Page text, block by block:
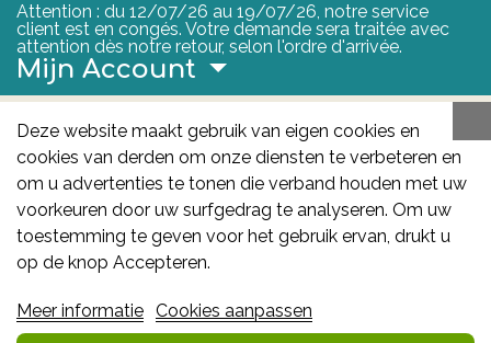
Deze website maakt gebruik van eigen cookies en
cookies van derden om onze diensten te verbeteren en
om u advertenties te tonen die verband houden met uw
voorkeuren door uw surfgedrag te analyseren. Om uw
toestemming te geven voor het gebruik ervan, drukt u
op de knop Accepteren.
Meer informatie Cookies aanpassen
Attention : du 12/07/26 au 19/07/26, notre service
client est en congés. Votre demande sera traitée avec
attention dès notre retour, selon l'ordre d'arrivée.
Mijn Account
Nuttige Links
FAGG
Het FAGG is de bevoegde autoriteit voor
geneesmiddelen en gezondheidsproducten in België.
Deze site valt onder haar controle.
Gezondheidsproducten - FAGG: Galileelaan 5/03
1210 Brussel